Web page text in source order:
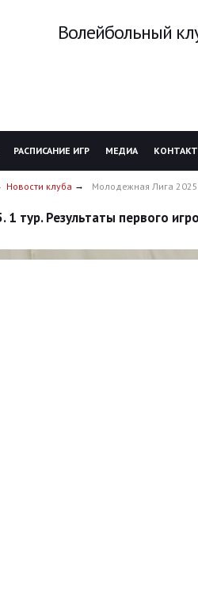
Волейбольный
РАСПИСАНИЕ ИГР МЕДИА
Новости клуба Молодежная Лига
тур. Результаты первого